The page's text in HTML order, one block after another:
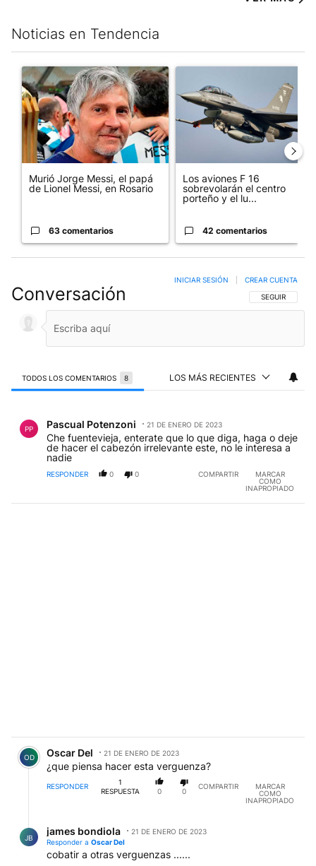
Noticias en Tendencia
Este listado muestra los artículos con más comentarios en los
Un artículo de tendencia con el título "Murió Jorge Messi, el
Murió Jorge Messi, el papá
de Lionel Messi, en Rosario
63 comentarios
Un artículo de tendencia con
Los aviones F 16
sobrevolarán el centro
porteño y el lu...
42 comentarios
Conversación SIGA ESTA
SEGUIR
INICIAR SESIÓN CREAR CUENTA
TODOS LOS COMENTARIOS 8 LOS MÁS RECIENTES
PP Pascual Potenzoni 21 DE ENERO DE 2023
Che fuentevieja, enterate que lo que diga, haga o deje
de hacer el cabezón irrelevante este, no le interesa a
nadie
RESPONDER 0 0 COMPARTIR
MARCAR
COMO
INAPROPIADO
OD Oscar Del 21 DE ENERO DE 2023
¿que piensa hacer esta verguenza?
RESPONDER
1
RESPUESTA
0 0
COMPARTIR
MARCAR
COMO
INAPROPIADO
JB
james bondiola
21 DE ENERO DE 2023
Responder a Oscar Del
cobatir a otras verguenzas ......